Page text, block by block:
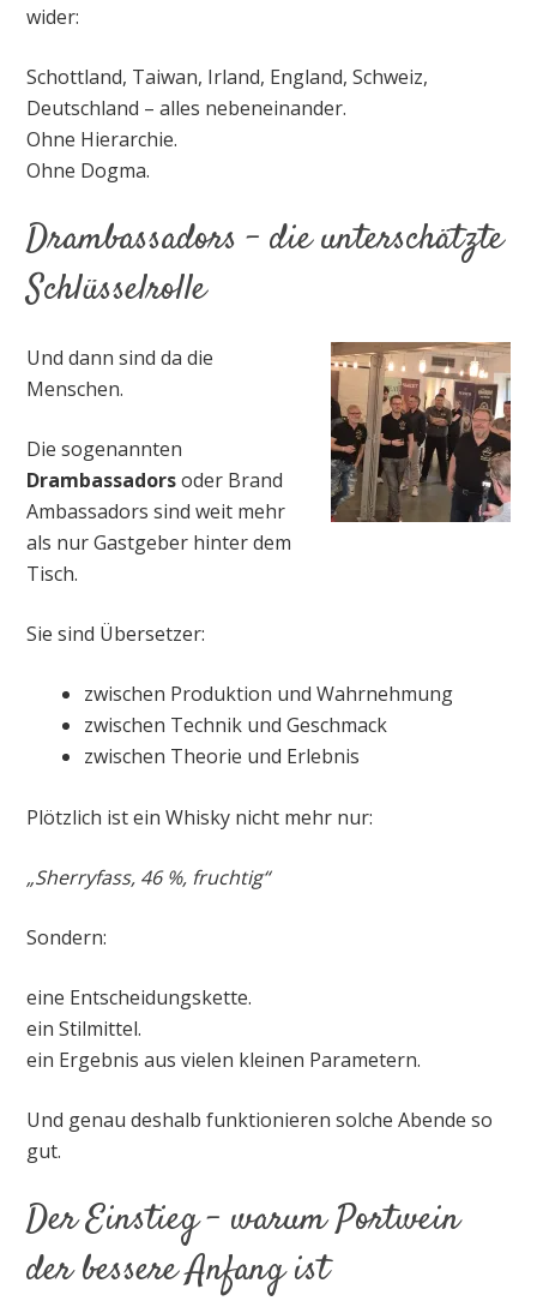
wider:
Schottland, Taiwan, Irland, England, Schweiz,
Deutschland – alles nebeneinander.
Ohne Hierarchie.
Ohne Dogma.
Drambassadors – die unterschätzte
Schlüsselrolle
Und dann sind da die
Menschen.
Die sogenannten
Drambassadorsoder Brand
Ambassadors sind weit mehr
als nur Gastgeber hinter dem
Tisch.
Sie sind Übersetzer:
zwischen Produktion und Wahrnehmung
zwischen Technik und Geschmack
zwischen Theorie und Erlebnis
Plötzlich ist ein Whisky nicht mehr nur:
„Sherryfass, 46 %, fruchtig“
Sondern:
eine Entscheidungskette.
ein Stilmittel.
ein Ergebnis aus vielen kleinen Parametern.
Und genau deshalb funktionieren solche Abende so
gut.
Der Einstieg – warum Portwein
der bessere Anfang ist